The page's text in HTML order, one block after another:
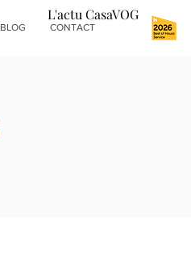
BLOG CONTACT
L'actu CasaVOG